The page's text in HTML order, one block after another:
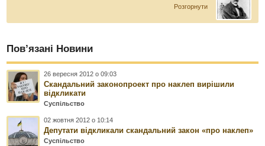
Розгорнути
Пов’язані Новини
26 вересня 2012 о 09:03
Скандальний законопроект про наклеп вирішили
відкликати
Суспільство
02 жовтня 2012 о 10:14
Депутати відкликали скандальний закон «про наклеп»
Суспільство